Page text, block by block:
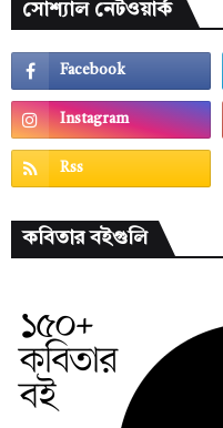
সোশ্যাল নেটওয়ার্ক
কবিতার বইগুলি